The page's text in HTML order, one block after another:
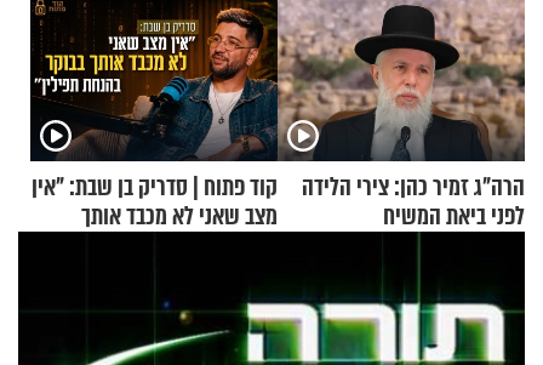
הרה"ג זמיר כהן: צירי הלידה
לפני ביאת המשיח
קוד פתוח | סדריק בן שבת: "אין
מצב שאני לא מכבד אותך